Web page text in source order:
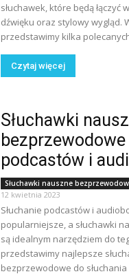
słuchawek, które będą łączyć
dźwięku oraz stylowy wygląd.
przedstawimy kilka
Czytaj więcej
Słuchawki
bezprzewodowe
podcastów i
Słuchawki nauszne
12 kwietnia 2023
Słuchanie podcastów i
popularniejsze, a słuchawki
są idealnym narzędziem do
przedstawimy najlepsze
bezprzewodowe do